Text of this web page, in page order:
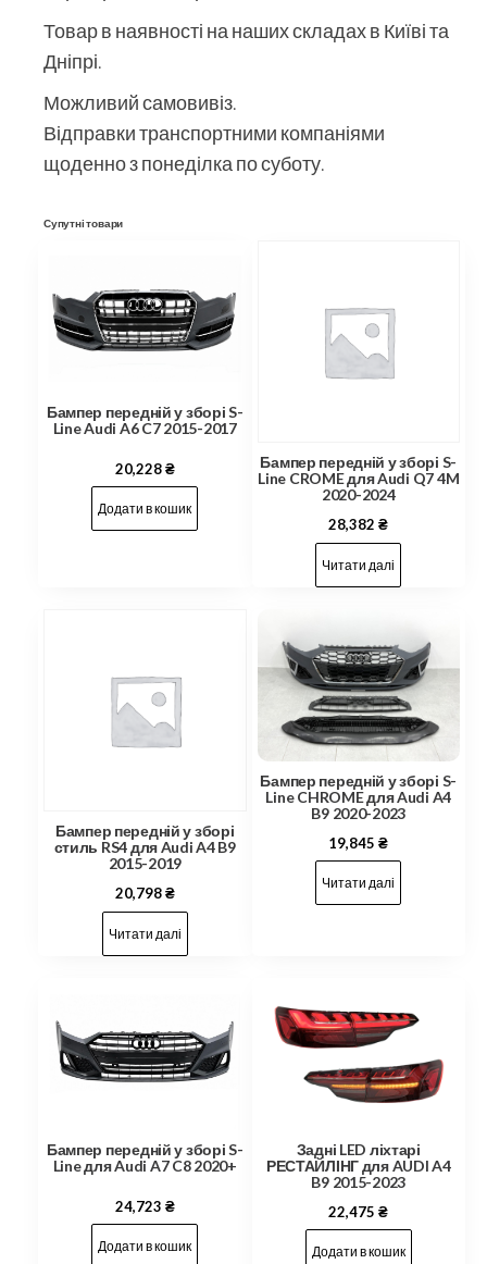
Товар в наявності на наших складах в Київі та
Дніпрі.
Можливий самовивіз.
Відправки транспортними компаніями
щоденно з понеділка по суботу.
Супутні товари
Бампер передній у зборі S-
Line Audi A6 C7 2015-2017
20,228₴
Додати в кошик
Бампер передній у зборі S-
Line CROME для Audi Q7 4M
2020-2024
28,382₴
Читати далі
Бампер передній у зборі
стиль RS4 для Audi A4 B9
2015-2019
20,798₴
Читати далі
Бампер передній у зборі S-
Line CHROME для Audi A4
B9 2020-2023
19,845₴
Читати далі
Бампер передній у зборі S-
Line для Audi A7 C8 2020+
24,723 ₴
Додати в кошик
Задні LED ліхтарі
РЕСТАЙЛІНГ для AUDI A4
B9 2015-2023
22,475₴
Додати в кошик